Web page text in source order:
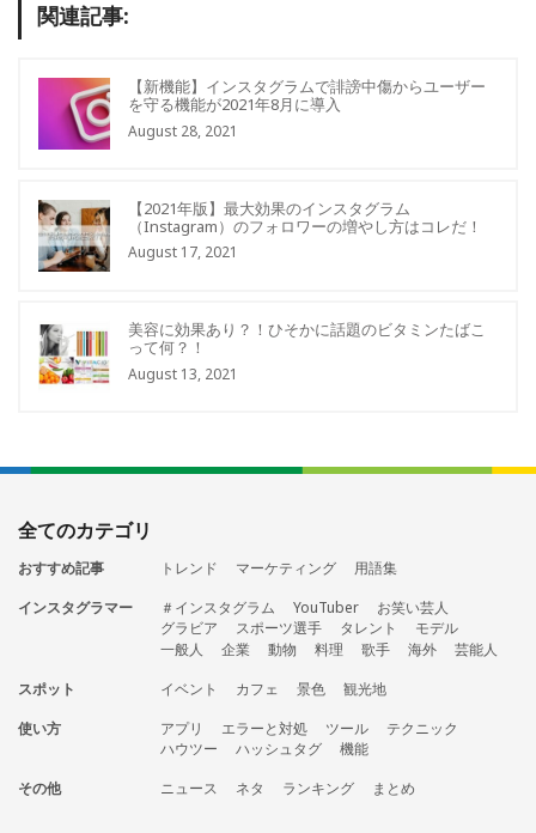
関連記事:
【新機能】インスタグラムで誹謗中傷からユーザー
を守る機能が2021年8月に導入
August 28, 2021
【2021年版】最大効果のインスタグラム
（Instagram）のフォロワーの増やし方はコレだ！
August 17, 2021
美容に効果あり？！ひそかに話題のビタミンたばこ
って何？！
August 13, 2021
全てのカテゴリ
おすすめ記事 トレンド マーケティング
用語集
インスタグラマー
＃インスタグラム YouTuber
お笑い芸人
グラビア
スポーツ選手 タレント
モデル
一般人
企業 動物 料理 歌手 海外
芸能人
スポット
イベント カフェ 景色
観光地
使い方
アプリ エラーと対処 ツール
テクニック
ハウツー
ハッシュタグ
機能
その他
ニュース ネタ ランキング まとめ